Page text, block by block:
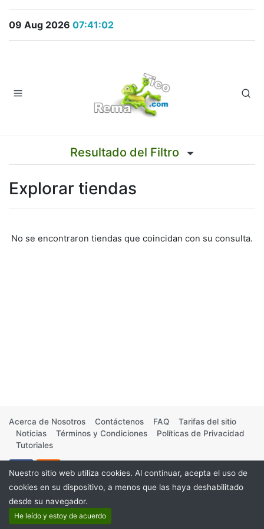
09 Aug 2026 07:41:02
Resultado del Filtro
Explorar tiendas
No se encontraron tiendas que coincidan con su consulta.
Acerca de Nosotros Contáctenos FAQ
Tarifas del sitio
Noticias
Términos y Condiciones
Políticas de Privacidad
Tutoriales
Nuestro sitio web utiliza cookies. Al continuar, acepta el uso de
cookies en su dispositivo, a menos que las haya deshabilitado
desde su navegador.
He leído y estoy de acuerdo